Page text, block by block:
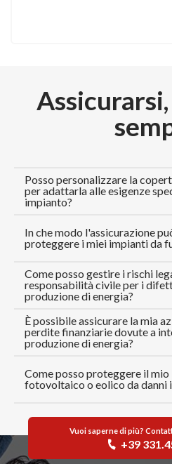
Posso personalizzare la
per adattarla alle esigenze
impianto?
In che modo l'assicurazione
proteggere i miei impianti da
Come posso gestire i rischi
responsabilità civile per i
produzione di energia?
È possibile assicurare la mia
perdite finanziarie dovute a
produzione di energia?
Come posso proteggere il
fotovoltaico o eolico da danni
Vuoi saperne di più?
+39